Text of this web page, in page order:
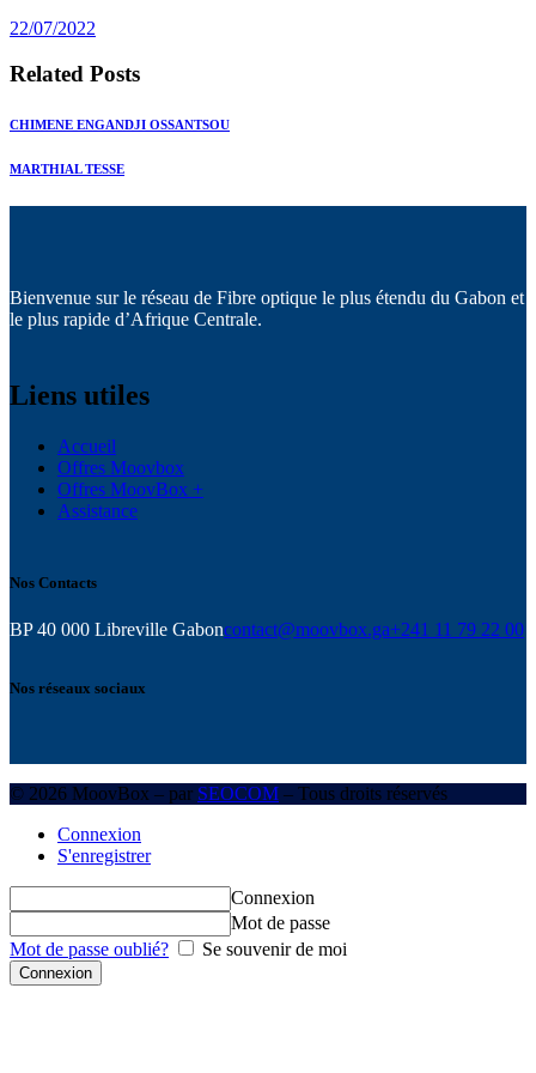
22/07/2022
Related Posts
CHIMENE ENGANDJI OSSANTSOU
MARTHIAL TESSE
Bienvenue sur le réseau de Fibre optique le plus étendu du Gabon et
le plus rapide d’Afrique Centrale.
Liens utiles
Accueil
Offres Moovbox
Offres MoovBox +
Assistance
Nos Contacts
BP 40 000 Libreville Gaboncontact@moovbox.ga+241 11 79 22 00
Nos réseaux sociaux
© 2026 MoovBox – par SEOCOM – Tous droits réservés
Connexion
S'enregistrer
Connexion
Mot de passe
Mot de passe oublié?
Se souvenir de moi